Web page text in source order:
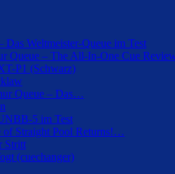
Weltmeister-Queue im Test
Queue – The All-In-One Cue
P1 (Schwarz)
Queue – Das…
5 im Test
of Straight Pool Returns!…
Stritt
(cuechanger)